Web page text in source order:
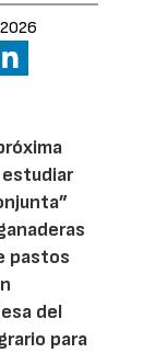
estudiar
pastos
del
para